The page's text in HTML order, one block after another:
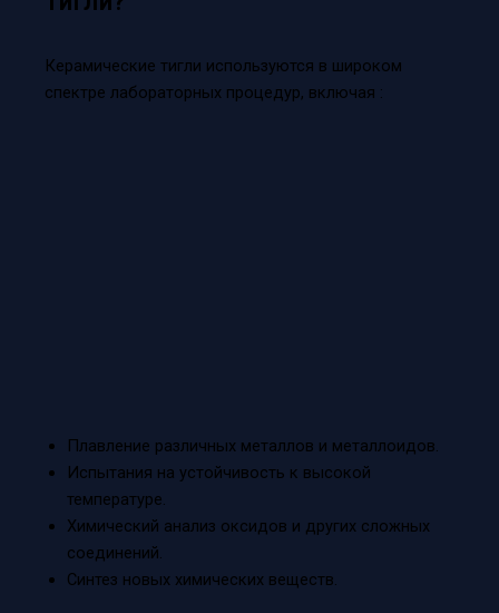
Керамические тигли используются в широком
спектре лабораторных процедур, включая :
Плавление различных металлов и металлоидов.
Испытания на устойчивость к высокой
температуре.
Химический анализ оксидов и других сложных
соединений.
Синтез новых химических веществ.